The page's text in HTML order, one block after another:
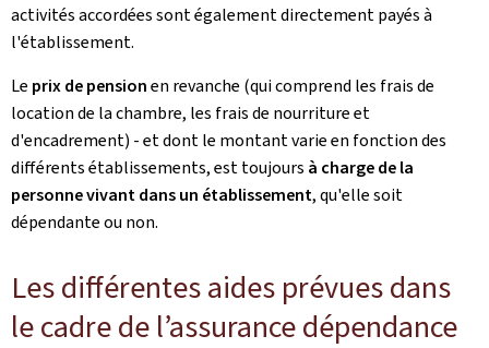
activités accordées sont également directement payés à
l'établissement.
Le prix de pensionen revanche (qui comprend les frais de
location de la chambre, les frais de nourriture et
d'encadrement) - et dont le montant varie en fonction des
différents établissements, est toujours à charge de la
personne vivant dans un établissement, qu'elle soit
dépendante ou non.
Les différentes aides prévues dans
le cadre de l’assurance dépendance